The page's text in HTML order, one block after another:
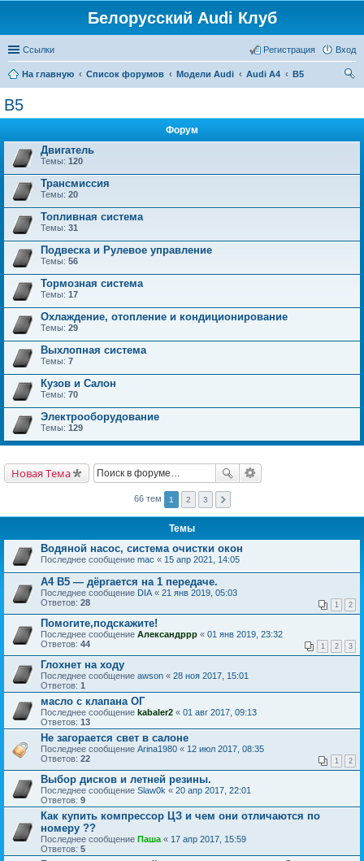
Белорусский Audi Клуб
Ссылки Вход
Регистрация
На главную Список форумов Модели Audi Audi A4
B5
B5
Форум
Двигатель
Темы: 120
Трансмиссия
Темы: 20
Топливная система
Темы: 31
Подвеска и Рулевое управление
Темы: 56
Тормозная система
Темы: 17
Охлаждение, отопление и кондиционирование
Темы: 29
Выхлопная система
Темы: 7
Кузов и Салон
Темы: 70
Электрооборудование
Темы: 129
Новая Тема
66 тем 1 2 3
Темы
Водяной насос, система очистки окон
Последнее сообщение mac « 15 апр 2021, 14:05
A4 B5 ― дёргается на 1 передаче.
Последнее сообщение DIA « 21 янв 2019, 05:03
Ответов: 28 1 2
Помогите,подскажите!
Последнее сообщение Александррр « 01 янв 2019, 23:32
Ответов: 44 1 2 3
Глохнет на ходу
Последнее сообщение awson « 28 ноя 2017, 15:01
Ответов: 1
масло с клапана ОГ
Последнее сообщение kabaler2 « 01 авг 2017, 09:13
Ответов: 13
Не загорается свет в салоне
Последнее сообщение Arina1980 « 12 июл 2017, 08:35
Ответов: 22 1 2
Выбор дисков и летней резины.
Последнее сообщение Slаw0k « 20 апр 2017, 22:01
Ответов: 9
Как купить компрессор ЦЗ и чем они отличаются по
номеру ??
Последнее сообщение Паша « 17 апр 2017, 15:59
Ответов: 5